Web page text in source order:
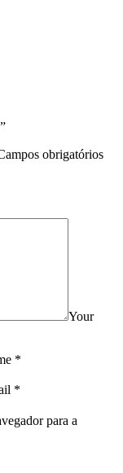
obrigatórios
Your
*
*
para a